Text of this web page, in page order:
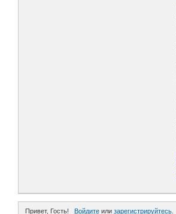
Привет, Гость! Войдитеили зарегистрируйтесь.